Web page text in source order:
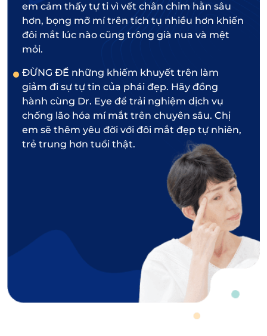
em cảm thấy tự ti vì vết chân chim hằn sâu
hơn, bọng mỡ mí trên tích tụ nhiều hơn khiến
đôi mắt lúc nào cũng trông già nua và mệt
mỏi.
ĐỪNG ĐỂ những khiếm khuyết trên làm
giảm đi sự tự tin của phái đẹp. Hãy đồng
hành cùng Dr. Eye để trải nghiệm dịch vụ
chống lão hóa mí mắt trên chuyên sâu. Chị
em sẽ thêm yêu đời với đôi mắt đẹp tự nhiên,
trẻ trung hơn tuổi thật.